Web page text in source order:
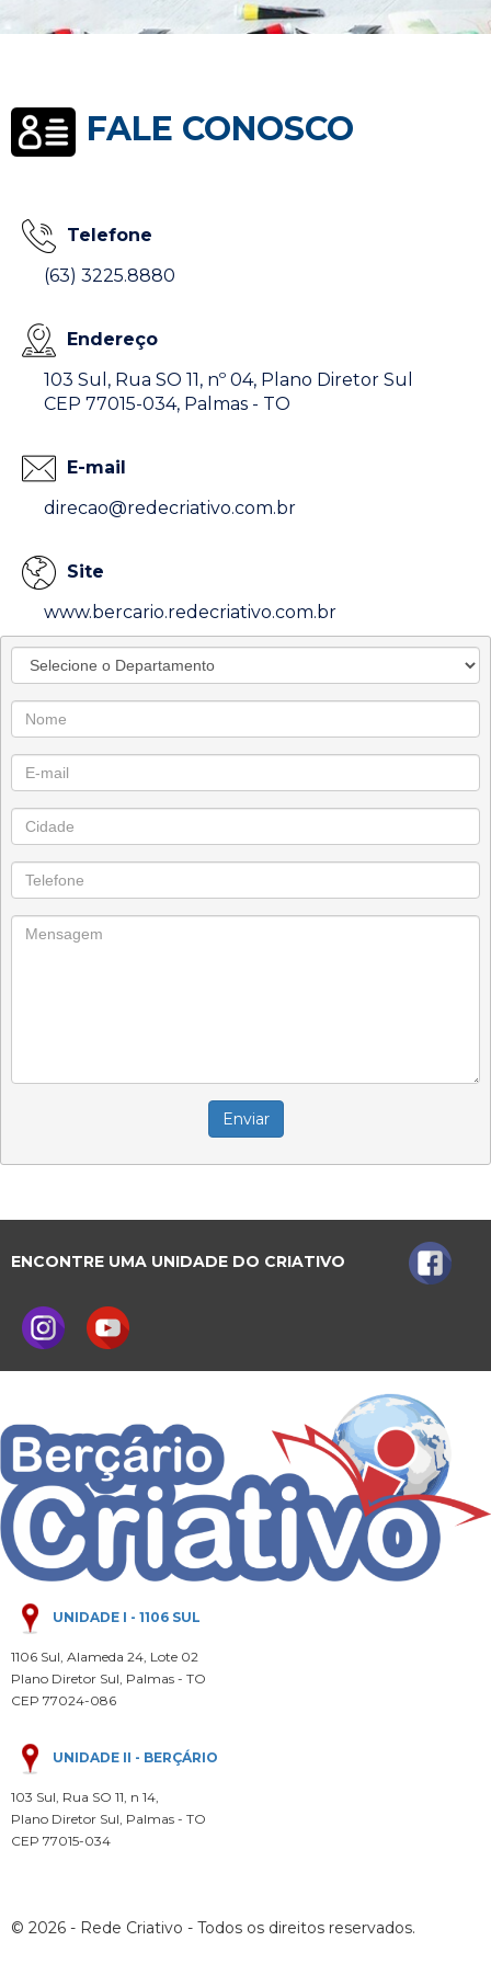
FALE CONOSCO
Telefone
(63) 3225.8880
Endereço
103 Sul, Rua SO 11, nº 04, Plano Diretor Sul
CEP 77015-034, Palmas - TO
E-mail
direcao@redecriativo.com.br
Site
www.bercario.redecriativo.com.br
Enviar
ENCONTRE UMA UNIDADE DO CRIATIVO
UNIDADE I - 1106 SUL
1106 Sul, Alameda 24, Lote 02
Plano Diretor Sul, Palmas - TO
CEP 77024-086
UNIDADE II - BERÇÁRIO
103 Sul, Rua SO 11, n 14,
Plano Diretor Sul, Palmas - TO
CEP 77015-034
© 2026 - Rede Criativo - Todos os direitos reservados.